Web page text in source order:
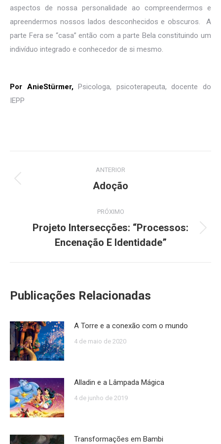
aspectos de nossa personalidade ao compreendermos e
apreendermos nossos lados desconhecidos e obscuros. A
parte Fera se “casa” então com a parte Bela constituindo um
indivíduo integrado e conhecedor de si mesmo.
Por AnieStürmer,Psicologa, psicoterapeuta, docente do
IEPP
de
ANTERIOR
Post
Adoção
PRÓXIMO
Próximo
post:
Projeto Intersecções: “Processos:
Encenação E Identidade”
Publicações Relacionadas
A Torre e a conexão com o mundo
4 de maio de 2020
Alladin e a Lâmpada Mágica
4 de junho de 2019
Transformações em Bambi